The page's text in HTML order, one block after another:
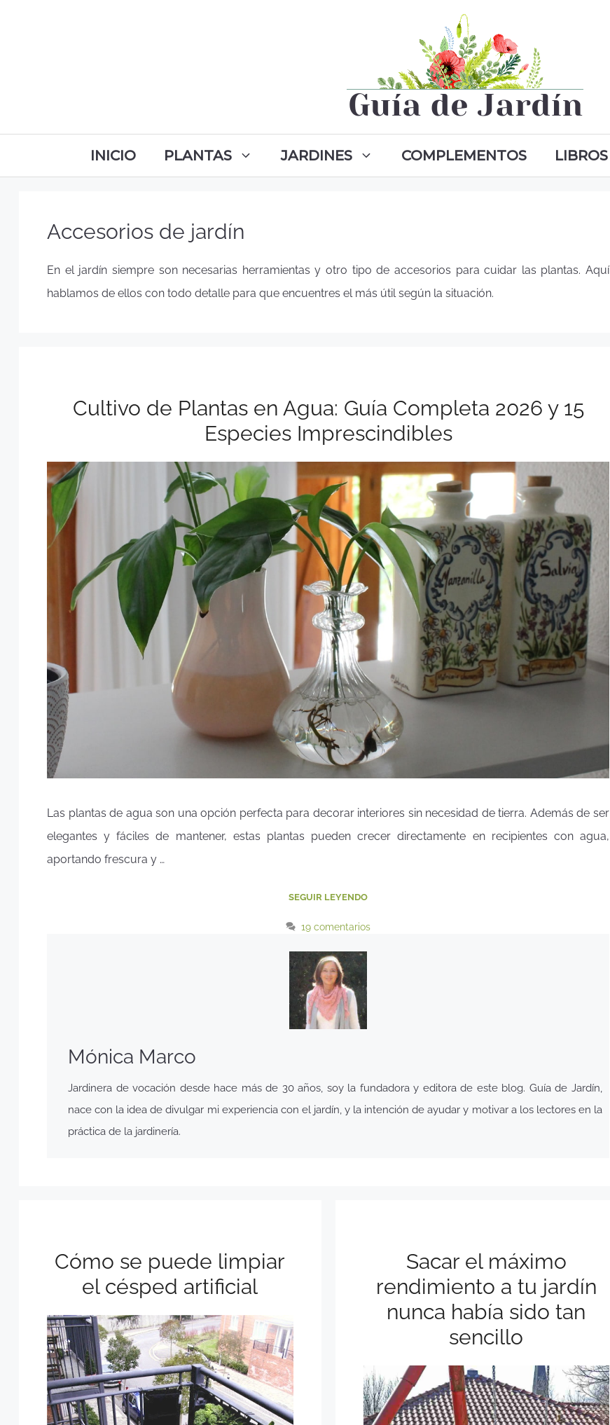
INICIO PLANTAS JARDINES COMPLEMENTOS LIBROS
Accesorios de jardín
En el jardín siempre son necesarias herramientas y otro tipo de accesorios para cuidar las plantas. Aquí
hablamos de ellos con todo detalle para que encuentres el más útil según la situación.
Cultivo de Plantas en Agua: Guía Completa 2026 y 15
Especies Imprescindibles
Las plantas de agua son una opción perfecta para decorar interiores sin necesidad de tierra. Además de ser
elegantes y fáciles de mantener, estas plantas pueden crecer directamente en recipientes con agua,
aportando frescura y …
SEGUIR LEYENDO
19 comentarios
Mónica Marco
Jardinera de vocación desde hace más de 30 años, soy la fundadora y editora de este blog. Guía de Jardín,
nace con la idea de divulgar mi experiencia con el jardín, y la intención de ayudar y motivar a los lectores en la
práctica de la jardinería.
Cómo se puede limpiar
el césped artificial
Sacar el máximo
rendimiento a tu jardín
nunca había sido tan
sencillo